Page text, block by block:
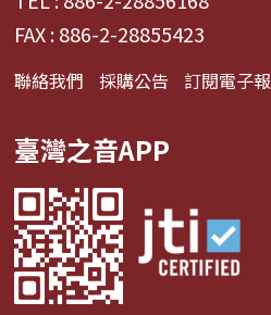
FAX : 886-2-28855423
聯絡我們 採購公告 訂閱電子報
臺灣之音APP